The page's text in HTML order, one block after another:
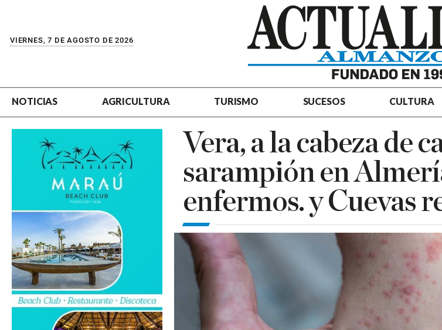
VIERNES, 7 DE AGOSTO DE 2026
NOTICIAS AGRICULTURA TURISMO SUCESOS CULTURA
Vera, a la cabeza de
sarampión en
enfermos. y Cuevas